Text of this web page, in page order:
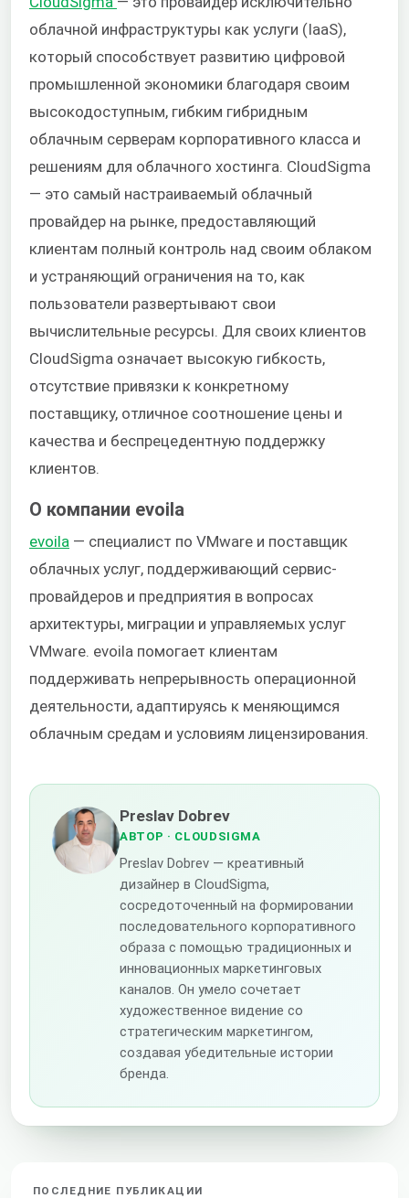
облачной инфраструктуры как услуги (IaaS),
который способствует развитию цифровой
промышленной экономики благодаря своим
высокодоступным, гибким гибридным
облачным серверам корпоративного класса и
решениям для облачного хостинга. CloudSigma
— это самый настраиваемый облачный
провайдер на рынке, предоставляющий
клиентам полный контроль над своим облаком
и устраняющий ограничения на то, как
пользователи развертывают свои
вычислительные ресурсы. Для своих клиентов
CloudSigma означает высокую гибкость,
отсутствие привязки к конкретному
поставщику, отличное соотношение цены и
качества и беспрецедентную поддержку
клиентов.
О компании evoila
evoila — специалист по VMware и поставщик
облачных услуг, поддерживающий сервис-
провайдеров и предприятия в вопросах
архитектуры, миграции и управляемых услуг
VMware. evoila помогает клиентам
поддерживать непрерывность операционной
деятельности, адаптируясь к меняющимся
облачным средам и условиям лицензирования.
Preslav Dobrev
АВТОР · CLOUDSIGMA
Preslav Dobrev — креативный
дизайнер в CloudSigma,
сосредоточенный на формировании
последовательного корпоративного
образа с помощью традиционных и
инновационных маркетинговых
каналов. Он умело сочетает
художественное видение со
стратегическим маркетингом,
создавая убедительные истории
бренда.
ПОСЛЕДНИЕ ПУБЛИКАЦИИ